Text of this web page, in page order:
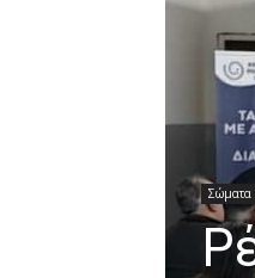
Σώματα